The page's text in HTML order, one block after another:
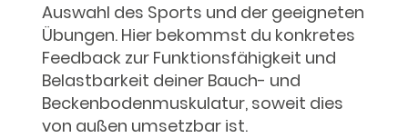
Auswahl des Sports und der geeigneten
Übungen. Hier bekommst du konkretes
Feedback zur Funktionsfähigkeit und
Belastbarkeit deiner Bauch- und
Beckenbodenmuskulatur, soweit dies
von außen umsetzbar ist.